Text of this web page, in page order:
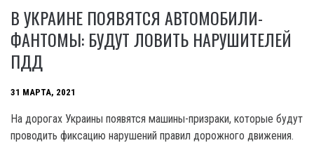
В УКРАИНЕ ПОЯВЯТСЯ АВТОМОБИЛИ-
ФАНТОМЫ: БУДУТ ЛОВИТЬ НАРУШИТЕЛЕЙ
ПДД
31 МАРТА, 2021
На дорогах Украины появятся машины-призраки, которые будут
проводить фиксацию нарушений правил дорожного движения.